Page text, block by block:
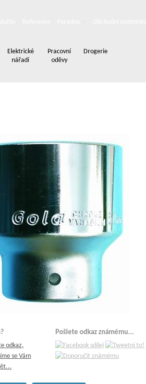
Elektrické
nářadí
Pracovní
oděvy
Drogerie
odkaz,
se Vám
Pošlete odkaz známému...